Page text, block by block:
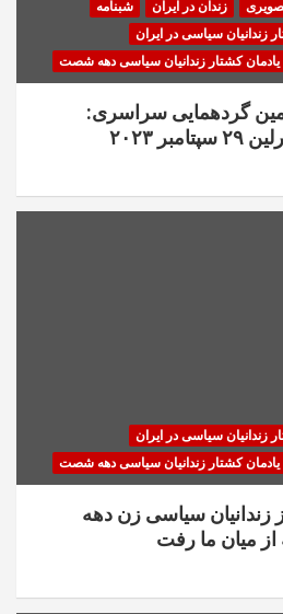
زندان در ایران
شبنامه
زندانیان سیاسی در ایران
یادمان کشتار زندانیان سیاسی دهه شصت
گردهمایی سراسری:
۲۰۲۳
زندانیان سیاسی در ایران
یادمان کشتار زندانیان سیاسی دهه شصت
زندانیان سیاسی زن دهه
میان ما رفت